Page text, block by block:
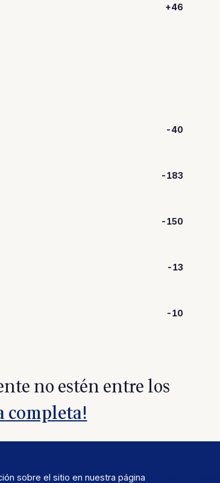
+46
-40
-183
-150
-13
-10
no estén entre los
completa!
sobre el sitio en nuestra página